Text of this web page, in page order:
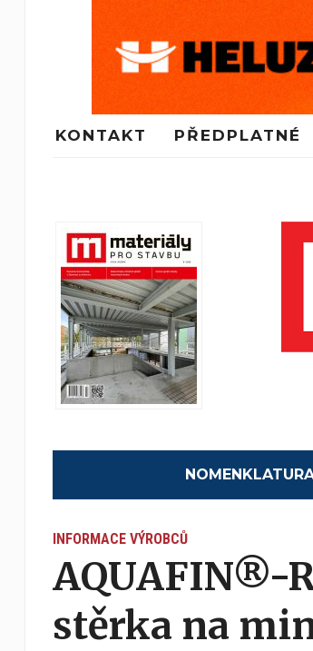
KONTAKT PŘEDPLATNÉ
INFORMACE VÝROBCŮ
AQUAFIN®-
stěrka na